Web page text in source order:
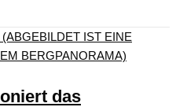
das